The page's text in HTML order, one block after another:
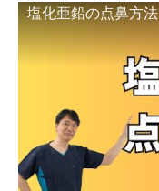
塩化亜鉛の点鼻方法